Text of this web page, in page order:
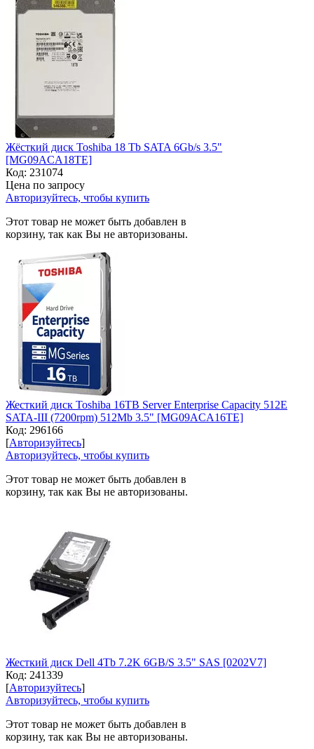
Жёсткий диск Toshiba 18 Tb SATA 6Gb/s 3.5"
[MG09ACA18TE]
Код: 231074
Цена по запросу
Авторизуйтесь, чтобы купить
Этот товар не может быть добавлен в
корзину, так как Вы не авторизованы.
Жесткий диск Toshiba 16TB Server Enterprise Capacity 512E
SATA-III (7200rpm) 512Mb 3.5" [MG09ACA16TE]
Код: 296166
[Авторизуйтесь]
Авторизуйтесь, чтобы купить
Этот товар не может быть добавлен в
корзину, так как Вы не авторизованы.
Жесткий диск Dell 4Tb 7.2K 6GB/S 3.5" SAS [0202V7]
Код: 241339
[Авторизуйтесь]
Авторизуйтесь, чтобы купить
Этот товар не может быть добавлен в
корзину, так как Вы не авторизованы.